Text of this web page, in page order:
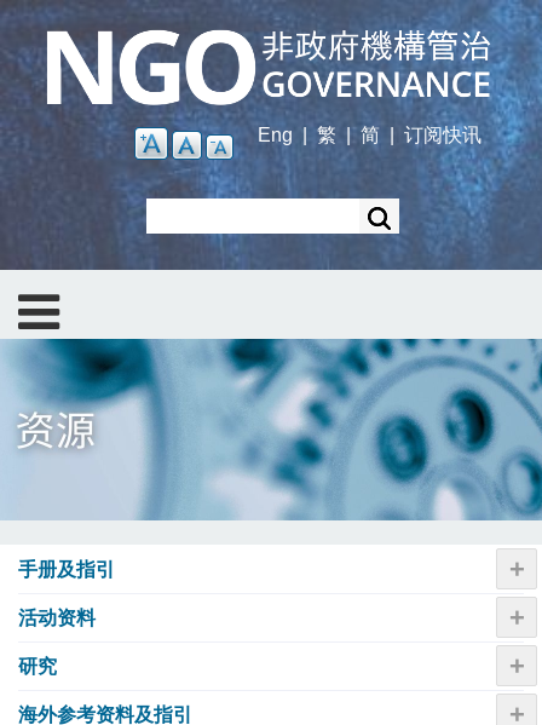
Skip
main
content
Eng
繁 | 简 订阅快讯
手册及指引 +
活动资​​料 +
研究 +
海外参考资料及指引 +